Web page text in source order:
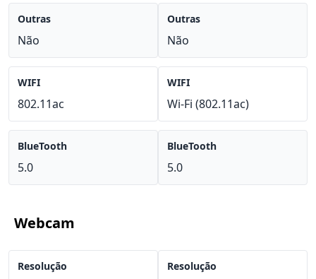
Outras
Não
WIFI
802.11ac
BlueTooth
5.0
Outras
Não
WIFI
Wi-Fi (802.11ac)
BlueTooth
5.0
Webcam
Resolução Resolução